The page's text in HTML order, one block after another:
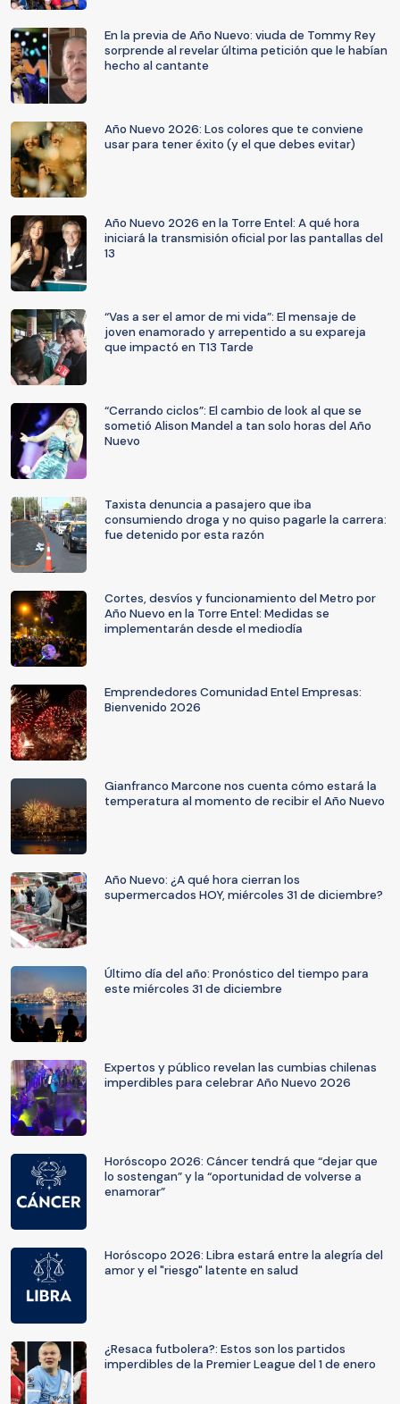
En la previa de Año Nuevo: viuda de Tommy Rey
sorprende al revelar última petición que le habían
hecho al cantante
Año Nuevo 2026: Los colores que te conviene
usar para tener éxito (y el que debes evitar)
Año Nuevo 2026 en la Torre Entel: A qué hora
iniciará la transmisión oficial por las pantallas del
13
“Vas a ser el amor de mi vida”: El mensaje de
joven enamorado y arrepentido a su expareja
que impactó en T13 Tarde
“Cerrando ciclos”: El cambio de look al que se
sometió Alison Mandel a tan solo horas del Año
Nuevo
Taxista denuncia a pasajero que iba
consumiendo droga y no quiso pagarle la carrera:
fue detenido por esta razón
Cortes, desvíos y funcionamiento del Metro por
Año Nuevo en la Torre Entel: Medidas se
implementarán desde el mediodía
Emprendedores Comunidad Entel Empresas:
Bienvenido 2026
Gianfranco Marcone nos cuenta cómo estará la
temperatura al momento de recibir el Año Nuevo
Año Nuevo: ¿A qué hora cierran los
supermercados HOY, miércoles 31 de diciembre?
Último día del año: Pronóstico del tiempo para
este miércoles 31 de diciembre
Expertos y público revelan las cumbias chilenas
imperdibles para celebrar Año Nuevo 2026
Horóscopo 2026: Cáncer tendrá que “dejar que
lo sostengan” y la “oportunidad de volverse a
enamorar”
Horóscopo 2026: Libra estará entre la alegría del
amor y el "riesgo" latente en salud
¿Resaca futbolera?: Estos son los partidos
imperdibles de la Premier League del 1 de enero